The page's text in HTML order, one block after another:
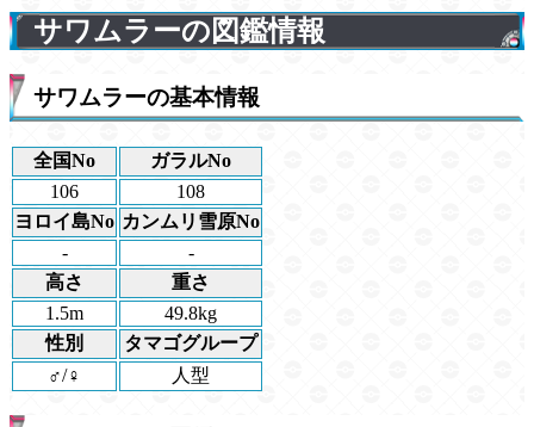
サワムラーの図鑑情報
サワムラーの基本情報
全国No
ガラルNo
106
108
ヨロイ島No カンムリ雪原No
-
-
高さ
重さ
1.5m
49.8kg
性別
タマゴグループ
♂/♀
人型